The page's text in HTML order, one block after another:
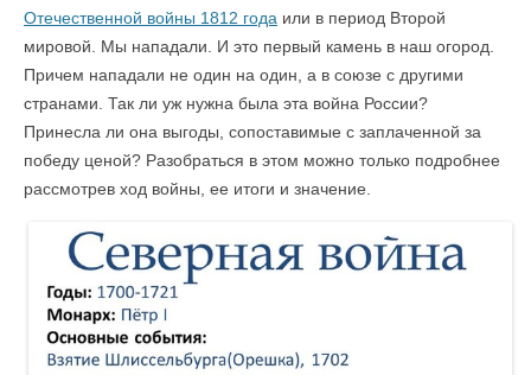
Отечественной войны 1812 года или в период Второй
мировой. Мы нападали. И это первый камень в наш огород.
Причем нападали не один на один, а в союзе с другими
странами. Так ли уж нужна была эта война России?
Принесла ли она выгоды, сопоставимые с заплаченной за
победу ценой? Разобраться в этом можно только подробнее
рассмотрев ход войны, ее итоги и значение.